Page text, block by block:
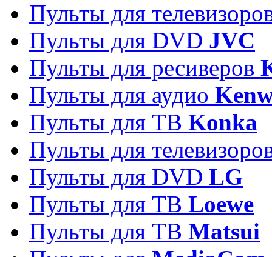
Пульты для
Пульты для DVD JVC
Пульты для ресиверов
Пульты для аудио
Пульты для ТВ Konka
Пульты для
Пульты для DVD LG
Пульты для ТВ Loewe
Пульты для ТВ Matsui